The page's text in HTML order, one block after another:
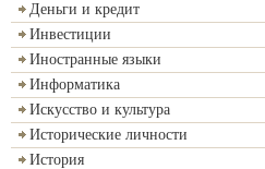
Деньги и кредит
Инвестиции
Иностранные языки
Информатика
Искусство и культура
Исторические личности
История